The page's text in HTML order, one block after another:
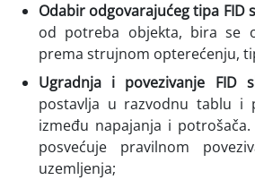
Odabir odgovarajućeg tipa FID
od potreba objekta, bira se
prema strujnom opterećenju,
Ugradnja i povezivanje FID
postavlja u razvodnu tablu i
između napajanja i
posvećuje pravilnom
uzemljenja;